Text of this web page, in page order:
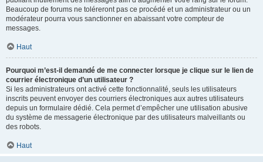
Beaucoup de forums ne toléreront pas ce procédé et un administrateur ou un
modérateur pourra vous sanctionner en abaissant votre compteur de
messages.
Haut
Pourquoi m’est-il demandé de me connecter lorsque je clique sur le lien de
courrier électronique d’un utilisateur ?
Si les administrateurs ont activé cette fonctionnalité, seuls les utilisateurs
inscrits peuvent envoyer des courriers électroniques aux autres utilisateurs
depuis un formulaire dédié. Cela permet d’empêcher une utilisation abusive
du système de messagerie électronique par des utilisateurs malveillants ou
des robots.
Haut